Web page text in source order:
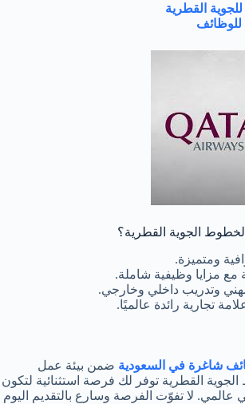
القطرية
للوظائف
الجوية القطرية؟
ومتميزة.
مع مزايا وظيفية شاملة.
وتدريب داخلي وخارجي.
تجارية رائدة عالميًا.
شاغرة في السعودية ضمن بيئة عمل
القطرية توفر لك فرصة استثنائية لتكون
عالمي. لا تفوّت الفرصة وسارع بالتقديم اليوم